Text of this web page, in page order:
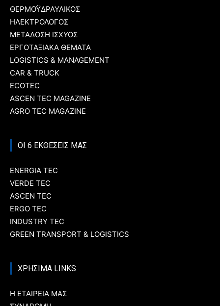
ΘΕΡΜΟΫΔΡΑΥΛΙΚΟΣ
ΗΛΕΚΤΡΟΛΟΓΟΣ
ΜΕΤΑΔΟΣΗ ΙΣΧΥΟΣ
ΕΡΓΟΤΑΞΙΑΚΑ ΘΕΜΑΤΑ
LOGISTICS & MANAGEMENT
CAR & TRUCK
ECOTEC
ASCEN TEC MAGAZINE
AGRO TEC MAGAZINE
ΟΙ 6 ΕΚΘΕΣΕΙΣ ΜΑΣ
ENERGIA TEC
VERDE TEC
ASCEN TEC
ERGO TEC
INDUSTRY TEC
GREEN TRANSPORT & LOGISTICS
ΧΡΗΣΙΜΑ LINKS
Η ΕΤΑΙΡΕΙΑ ΜΑΣ